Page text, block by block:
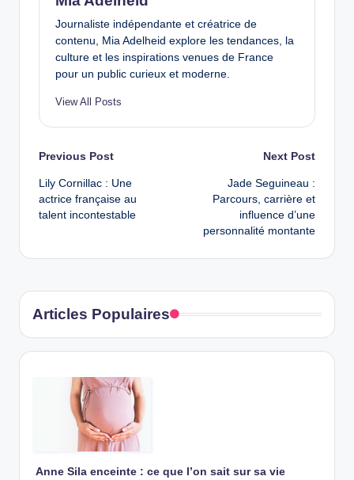
Journaliste indépendante et créatrice de
contenu, Mia Adelheid explore les tendances, la
culture et les inspirations venues de France
pour un public curieux et moderne.
View All Posts
Post
navigation
Previous Post
Lily Cornillac : Une
actrice française au
talent incontestable
Next Post
Jade Seguineau :
Parcours, carrière et
influence d’une
personnalité montante
Articles Populaires
Anne Sila enceinte : ce que l’on sait sur sa vie